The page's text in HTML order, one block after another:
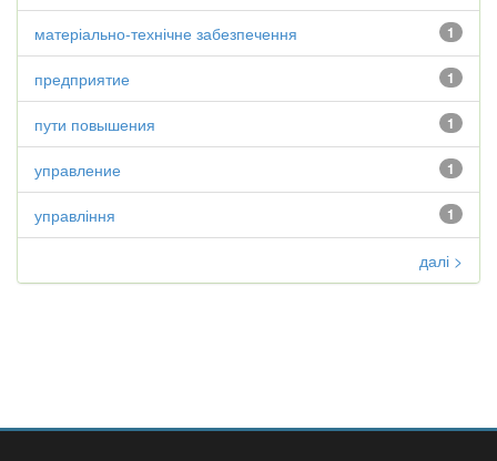
1
матеріально-технічне забезпечення
1
предприятие
1
пути повышения
1
управление
1
управління
далі >